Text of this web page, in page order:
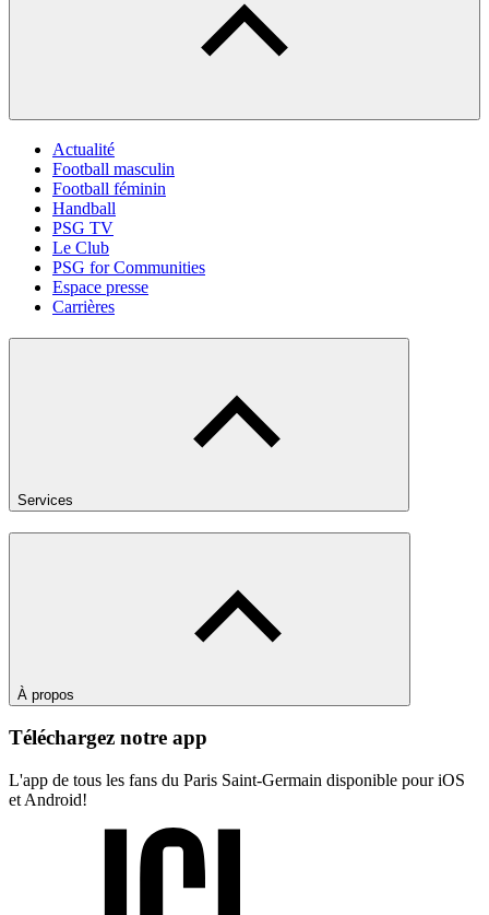
Actualité
Football masculin
Football féminin
Handball
PSG TV
Le Club
PSG for Communities
Espace presse
Carrières
Services
À propos
Téléchargez notre app
L'app de tous les fans du Paris Saint-Germain disponible pour iOS
et Android!